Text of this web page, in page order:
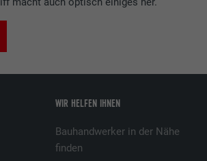
WIR HELFEN IHNEN
Bauhandwerker in der Nähe
finden